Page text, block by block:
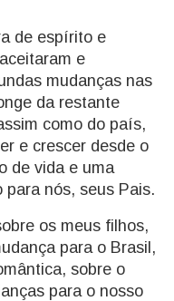
de espírito e
e
mudanças nas
da restante
como do país,
e crescer desde o
de vida e uma
nós, seus Pais.
os meus filhos,
para o Brasil,
sobre o
para o nosso